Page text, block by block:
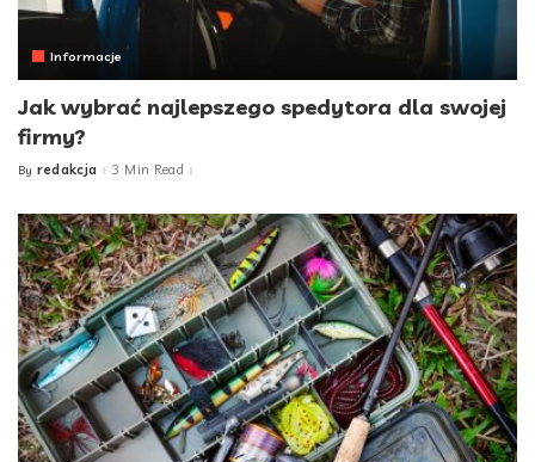
Informacje
Jak wybrać najlepszego spedytora dla swojej
firmy?
Posted
By redakcja 3 Min Read